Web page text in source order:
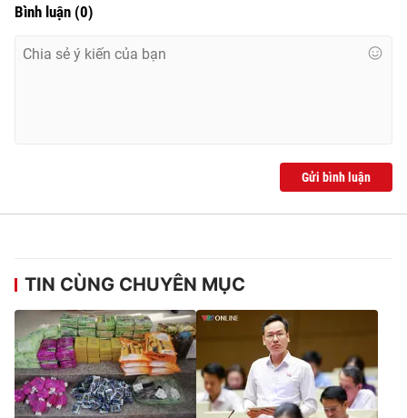
Bình luận (0)
Gửi bình luận
TIN CÙNG CHUYÊN MỤC